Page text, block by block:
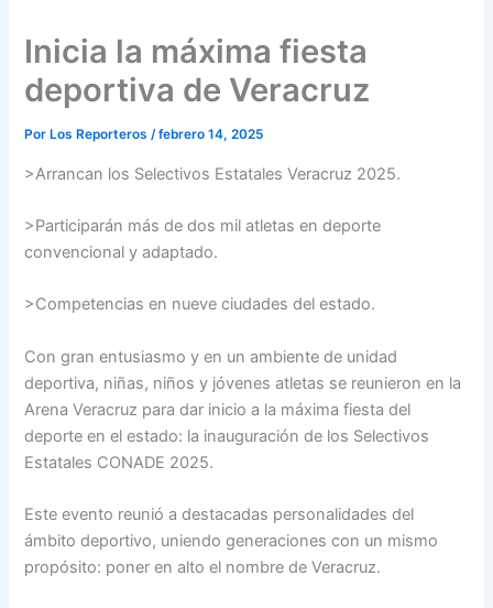
Inicia la máxima fiesta
deportiva de Veracruz
Por Los Reporteros/febrero 14, 2025
>Arrancan los Selectivos Estatales Veracruz 2025.
>Participarán más de dos mil atletas en deporte
convencional y adaptado.
>Competencias en nueve ciudades del estado.
Con gran entusiasmo y en un ambiente de unidad
deportiva, niñas, niños y jóvenes atletas se reunieron en la
Arena Veracruz para dar inicio a la máxima fiesta del
deporte en el estado: la inauguración de los Selectivos
Estatales CONADE 2025.
Este evento reunió a destacadas personalidades del
ámbito deportivo, uniendo generaciones con un mismo
propósito: poner en alto el nombre de Veracruz.